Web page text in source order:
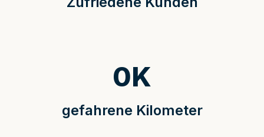
gefahrene Kilometer
0K